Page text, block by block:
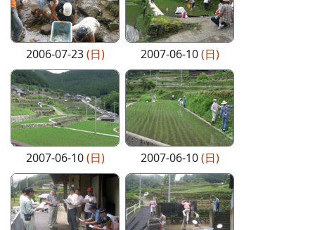
2006-07-23(日) 2007-06-10(日)
2007-06-10(日) 2007-06-10(日)